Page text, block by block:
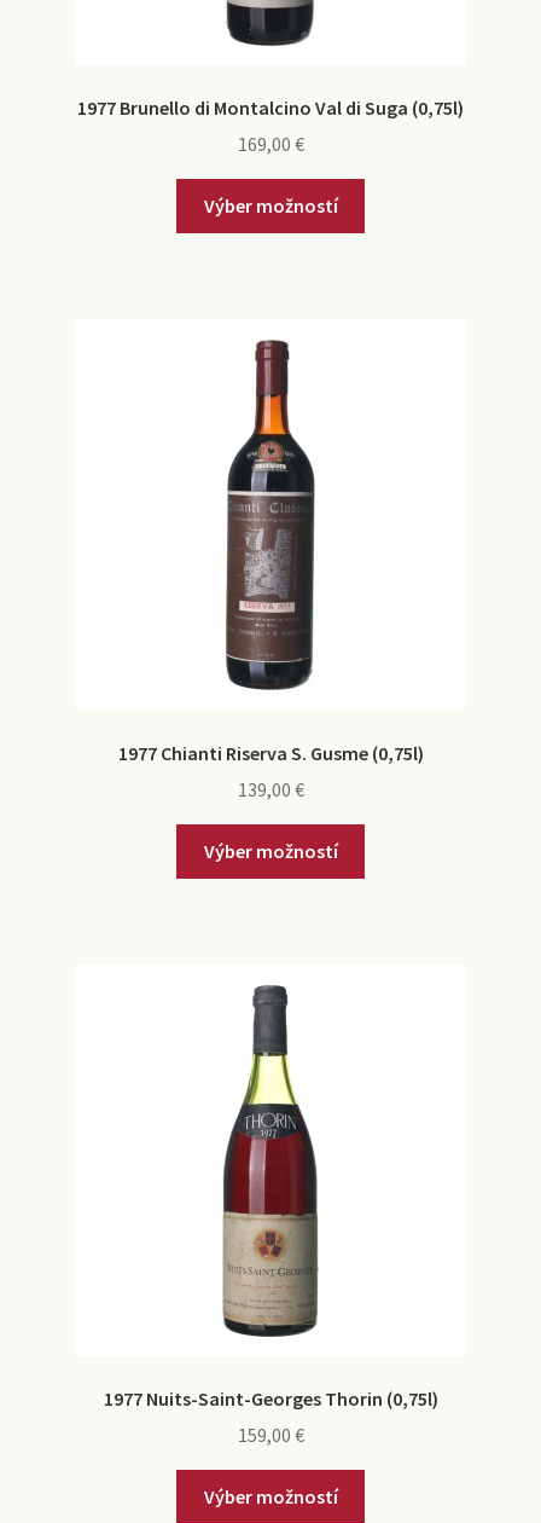
1977 Brunello di Montalcino Val di Suga (0,75l)
169,00 €
Výber možností
1977 Chianti Riserva S. Gusme (0,75l)
139,00 €
Výber možností
1977 Nuits-Saint-Georges Thorin (0,75l)
159,00 €
Výber možností